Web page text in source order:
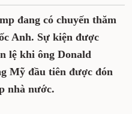
đang có chuyến thăm
Anh. Sự kiện được
lệ khi ông Donald
Mỹ đầu tiên được đón
nhà nước.